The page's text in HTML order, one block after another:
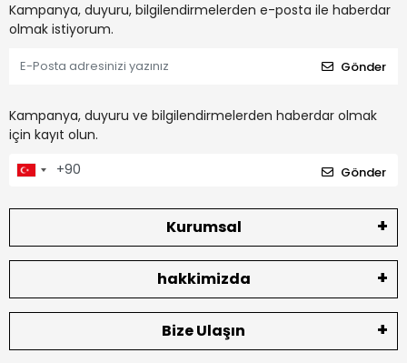
Kampanya, duyuru, bilgilendirmelerden e-posta ile haberdar
olmak istiyorum.
Gönder
Kampanya, duyuru ve bilgilendirmelerden haberdar olmak
için kayıt olun.
Gönder
Kurumsal
hakkimizda
Bize Ulaşın